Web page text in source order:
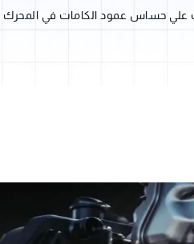
علي حساس عمود الكامات في المحرك